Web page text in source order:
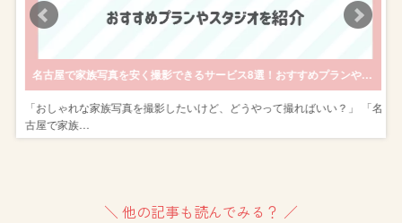
名古屋で家族写真を安く撮影できるサービス8選！おすすめプランやスタジオを紹介
「おしゃれな家族写真を撮影したいけど、どうやって撮ればいい？」 「名
古屋で家族…
＼ 他の記事も読んでみる？ ／